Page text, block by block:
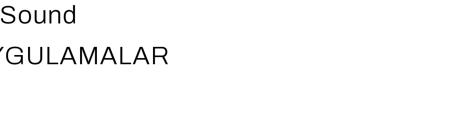
Daha Fazla Bilgi Al